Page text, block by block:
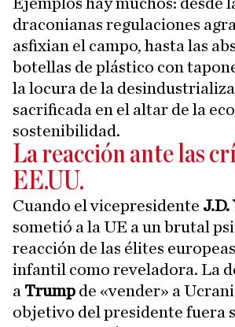
draconianas regulaciones
asfixian el campo, hasta las
botellas de plástico con
la locura de la
sacrificada en el altar de la
sostenibilidad.
La reacción ante las
EE.UU.
Cuando el vicepresidente J.D.
sometió a la UE a un brutal
reacción de las élites
infantil como reveladora. La
a Trump de «vender» a
objetivo del presidente fuera